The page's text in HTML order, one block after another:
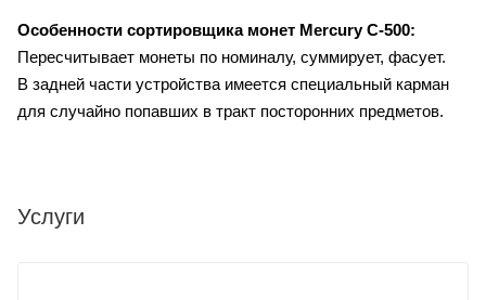
Особенности сортировщика монет Mercury C-500:
Пересчитывает монеты по номиналу, суммирует, фасует.
В задней части устройства имеется специальный карман
для случайно попавших в тракт посторонних предметов.
Услуги